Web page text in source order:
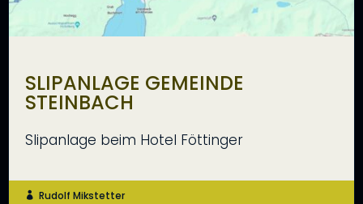
SLIPANLAGE GEMEINDE
STEINBACH
Slipanlage beim Hotel Föttinger
 Rudolf Mikstetter